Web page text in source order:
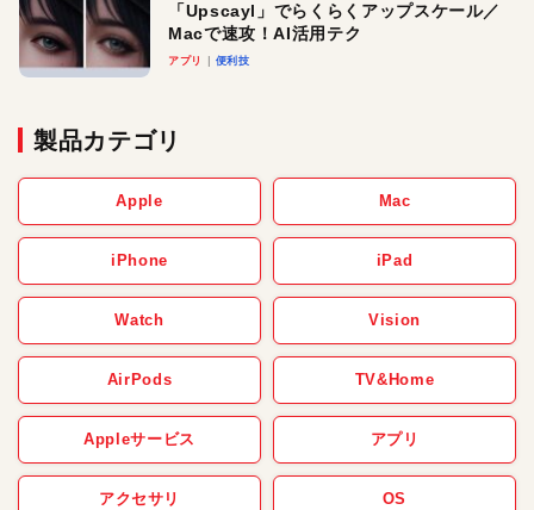
「Upscayl」でらくらくアップスケール／
Macで速攻！AI活用テク
アプリ 便利技
製品カテゴリ
Apple Mac
iPhone iPad
Watch Vision
AirPods TV&Home
Appleサービス アプリ
アクセサリ OS